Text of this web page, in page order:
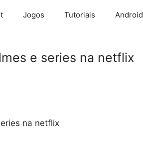
Jogos Tutoriais Android
e series na netflix
na netflix